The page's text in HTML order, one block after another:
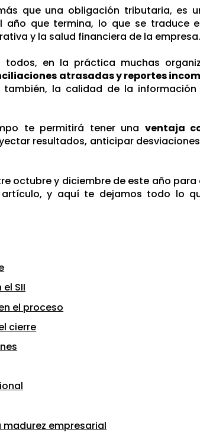
que una obligación tributaria, es
año que termina, lo que se traduce
y la salud financiera de la empresa.
en la práctica muchas
atrasadas y reportes
la calidad de la
te permitirá tener una ventaja
resultados, anticipar
octubre y diciembre de este año
y aquí te dejamos todo lo
SII
el proceso
cierre
empresarial